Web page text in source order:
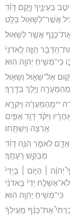
בְּעֵינֶ֑יךָ וַיָּ֣קָם דָּוִ֗ד
אֲשֶׁר־לְשָׁא֖וּל בַּלָּֽט׃
אֲשֶׁ֥ר לְשָׁאֽוּל׃
הַזֶּ֤ה לַֽאדֹנִי֙
כִּֽי־מְשִׁ֥יחַ יְהוָ֖ה הֽוּא׃
אֶל־שָׁא֑וּל וְשָׁא֛וּל
וַיֵּ֥לֶךְ בַּדָּֽרֶךְ׃
**מֵֽהַמְּעָרָ֔ה וַיִּקְרָ֧א
וַיִּקֹּ֨ד דָּוִ֥ד אַפַּ֛יִם
אַ֖רְצָה וַיִּשְׁתָּֽחוּ׃
לֵאמֹ֑ר הִנֵּ֣ה דָוִ֔ד
מְבַקֵּ֖שׁ רָעָתֶֽךָ׃
׀ הַיּ֤וֹם ׀ בְּיָדִי֙
יָדִי֙ בַּֽאדֹנִ֔י
כִּי־מְשִׁ֥יחַ יְהוָ֖ה הֽוּא׃
אֶת־כְּנַ֨ף מְעִֽילְךָ֜